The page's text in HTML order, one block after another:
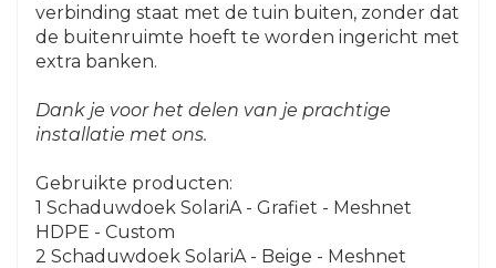
verbinding staat met de tuin buiten, zonder dat
de buitenruimte hoeft te worden ingericht met
extra banken.
Dank je voor het delen van je prachtige
installatie met ons.
Gebruikte producten:
1 Schaduwdoek SolariA - Grafiet - Meshnet
HDPE - Custom
2 Schaduwdoek SolariA - Beige - Meshnet